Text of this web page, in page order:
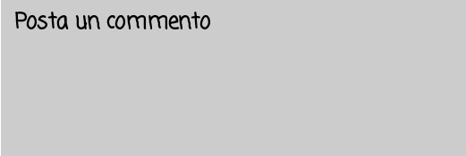
Posta un commento